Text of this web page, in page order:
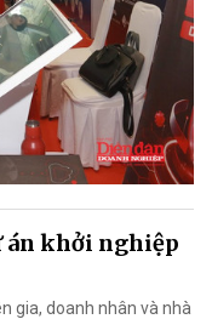
án khởi nghiệp
gia, doanh nhân và nhà